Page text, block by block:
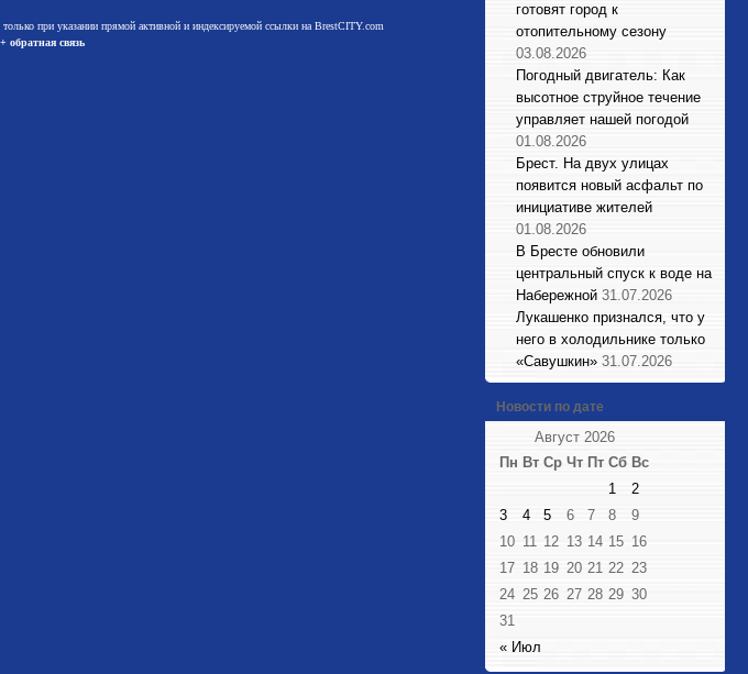
при указании прямой активной и индексируемой ссылки на BrestCITY.com
обратная связь
готовят город к
отопительному сезону
03.08.2026
Погодный двигатель: Как
высотное струйное течение
управляет нашей погодой
01.08.2026
Брест. На двух улицах
появится новый асфальт по
инициативе жителей
01.08.2026
В Бресте обновили
центральный спуск к воде на
Набережной 31.07.2026
Лукашенко признался, что у
него в холодильнике только
«Савушкин» 31.07.2026
Новости по дате
Август 2026
Пн Вт Ср Чт Пт Сб Вс
« Июл
1
2
3
4 5 6 7 8
9
10 11 12 13 14 15 16
17 18 19 20 21 22 23
24 25 26 27 28 29 30
31